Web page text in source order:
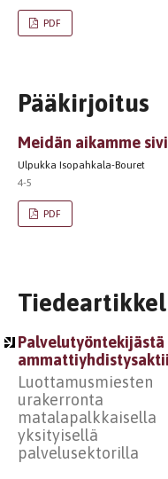
PDF
Pääkirjoitus
Meidän aikamme
Ulpukka Isopahkala-Bouret
4-5
PDF
Palvelutyöntekijästä
Luottamusmiesten
urakerronta
matalapalkkaisella
yksityisellä
palvelusektorilla